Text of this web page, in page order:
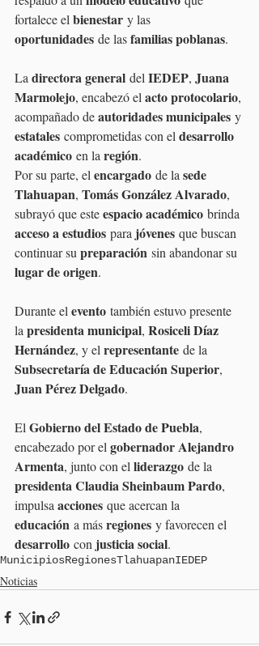
fortalece el bienestar y las
oportunidades de las familias poblanas.
La directora general del IEDEP, Juana
Marmolejo, encabezó el acto protocolario,
acompañado de autoridades municipales y
estatales comprometidas con el desarrollo
académico en la región.
Por su parte, el encargado de la sede
Tlahuapan, Tomás González Alvarado,
subrayó que este espacio académico brinda
acceso a estudios para jóvenes que buscan
continuar su preparación sin abandonar su
lugar de origen.
Durante el evento también estuvo presente
la presidenta municipal, Rosiceli Díaz
Hernández, y el representante de la
Subsecretaría de Educación Superior,
Juan Pérez Delgado.
El Gobierno del Estado de Puebla,
encabezado por el gobernador Alejandro
Armenta, junto con el liderazgo de la
presidenta Claudia Sheinbaum Pardo,
impulsa acciones que acercan la
educación a más regiones y favorecen el
desarrollo con justicia social.
MunicipiosRegionesTlahuapanIEDEP
Noticias